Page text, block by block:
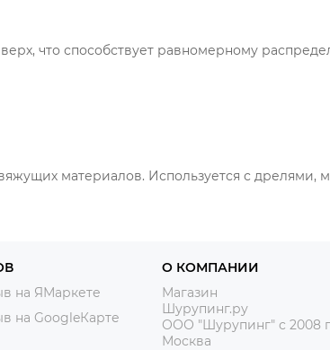
что способствует равномерному
материалов. Используется с дрелями,
на ЯМаркете
на GoogleКарте
О КОМПАНИИ
Магазин
Шурупинг.ру
ООО "Шурупинг" с 2008
Москва